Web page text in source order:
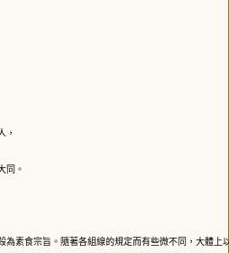
，
同。
為素食宗旨。隨著各組線的規定而有些微不同，大體上